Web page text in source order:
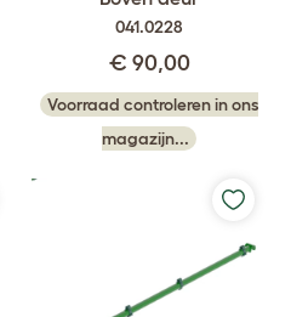
041.0228
€ 90,00
Voorraad controleren in ons
magazijn...